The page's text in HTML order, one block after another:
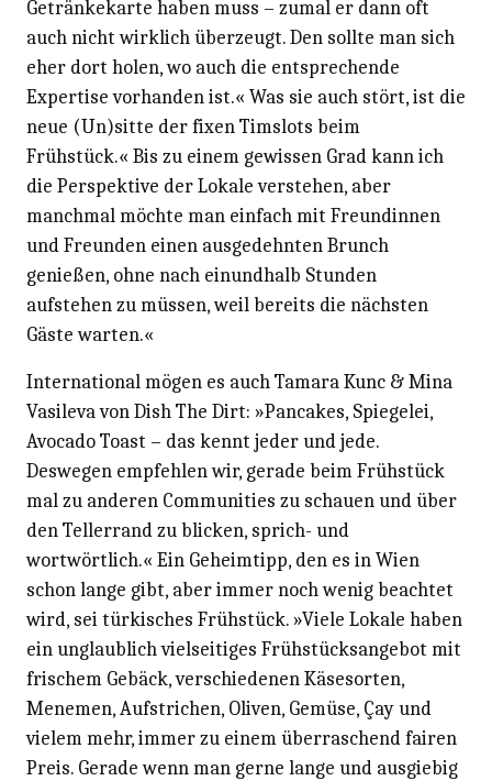
Getränkekarte haben muss – zumal er dann oft
auch nicht wirklich überzeugt. Den sollte man sich
eher dort holen, wo auch die entsprechende
Expertise vorhanden ist.« Was sie auch stört, ist die
neue (Un)sitte der fixen Timslots beim
Frühstück.« Bis zu einem gewissen Grad kann ich
die Perspektive der Lokale verstehen, aber
manchmal möchte man einfach mit Freundinnen
und Freunden einen ausgedehnten Brunch
genießen, ohne nach einundhalb Stunden
aufstehen zu müssen, weil bereits die nächsten
Gäste warten.«
International mögen es auch Tamara Kunc & Mina
Vasileva von Dish The Dirt: »Pancakes, Spiegelei,
Avocado Toast – das kennt jeder und jede.
Deswegen empfehlen wir, gerade beim Frühstück
mal zu anderen Communities zu schauen und über
den Tellerrand zu blicken, sprich- und
wortwörtlich.« Ein Geheimtipp, den es in Wien
schon lange gibt, aber immer noch wenig beachtet
wird, sei türkisches Frühstück. »Viele Lokale haben
ein unglaublich vielseitiges Frühstücksangebot mit
frischem Gebäck, verschiedenen Käsesorten,
Menemen, Aufstrichen, Oliven, Gemüse, Çay und
vielem mehr, immer zu einem überraschend fairen
Preis. Gerade wenn man gerne lange und ausgiebig